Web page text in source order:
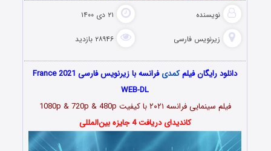
نویسنده ۲۱ دی ۱۴۰۰
زیرنویس فارسی ۲۸۹۴۶ بازدید
دانلود رایگان فیلمکمدی
فرانسه با زیرنویس فارسی France 2021
WEB-DL
فیلم سینماییفرانسه ۲۰۲۱
با کیفیت 1080p & 720p & 480p
کاندیدای دریافت 4 جایزه بین‌المللی